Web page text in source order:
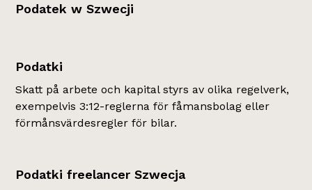
Podatek w Szwecji
Podatki
Skatt på arbete och kapital styrs av olika regelverk,
exempelvis 3:12-reglerna för fåmansbolag eller
förmånsvärdesregler för bilar.
Podatki freelancer Szwecja